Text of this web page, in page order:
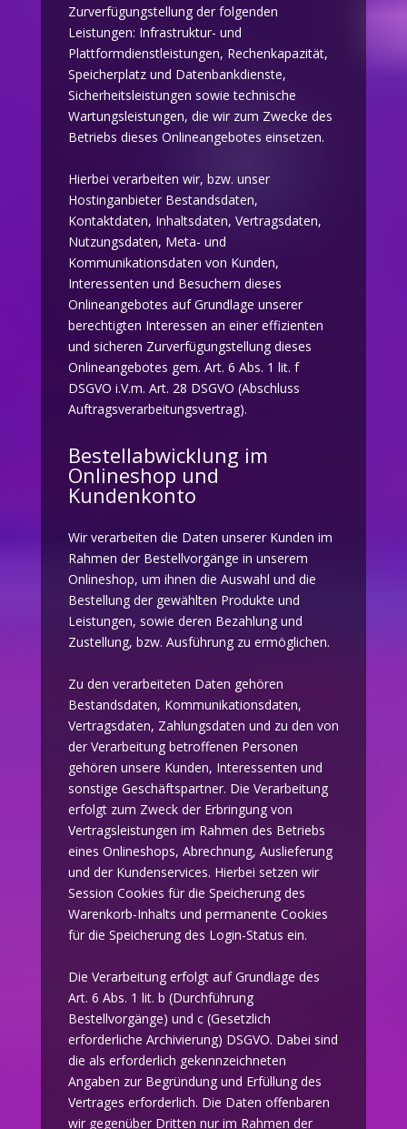
Zurverfügungstellung der folgenden
Leistungen: Infrastruktur- und
Plattformdienstleistungen, Rechenkapazität,
Speicherplatz und Datenbankdienste,
Sicherheitsleistungen sowie technische
Wartungsleistungen, die wir zum Zwecke des
Betriebs dieses Onlineangebotes einsetzen.
Hierbei verarbeiten wir, bzw. unser
Hostinganbieter Bestandsdaten,
Kontaktdaten, Inhaltsdaten, Vertragsdaten,
Nutzungsdaten, Meta- und
Kommunikationsdaten von Kunden,
Interessenten und Besuchern dieses
Onlineangebotes auf Grundlage unserer
berechtigten Interessen an einer effizienten
und sicheren Zurverfügungstellung dieses
Onlineangebotes gem. Art. 6 Abs. 1 lit. f
DSGVO i.V.m. Art. 28 DSGVO (Abschluss
Auftragsverarbeitungsvertrag).
Bestellabwicklung im
Onlineshop und
Kundenkonto
Wir verarbeiten die Daten unserer Kunden im
Rahmen der Bestellvorgänge in unserem
Onlineshop, um ihnen die Auswahl und die
Bestellung der gewählten Produkte und
Leistungen, sowie deren Bezahlung und
Zustellung, bzw. Ausführung zu ermöglichen.
Zu den verarbeiteten Daten gehören
Bestandsdaten, Kommunikationsdaten,
Vertragsdaten, Zahlungsdaten und zu den von
der Verarbeitung betroffenen Personen
gehören unsere Kunden, Interessenten und
sonstige Geschäftspartner. Die Verarbeitung
erfolgt zum Zweck der Erbringung von
Vertragsleistungen im Rahmen des Betriebs
eines Onlineshops, Abrechnung, Auslieferung
und der Kundenservices. Hierbei setzen wir
Session Cookies für die Speicherung des
Warenkorb-Inhalts und permanente Cookies
für die Speicherung des Login-Status ein.
Die Verarbeitung erfolgt auf Grundlage des
Art. 6 Abs. 1 lit. b (Durchführung
Bestellvorgänge) und c (Gesetzlich
erforderliche Archivierung) DSGVO. Dabei sind
die als erforderlich gekennzeichneten
Angaben zur Begründung und Erfüllung des
Vertrages erforderlich. Die Daten offenbaren
wir gegenüber Dritten nur im Rahmen der